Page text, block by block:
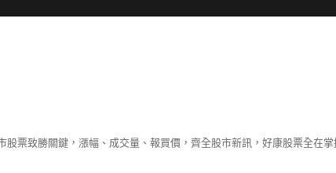
票致勝關鍵，漲幅、成交量、報買價，齊全股市新訊，好康股票全在